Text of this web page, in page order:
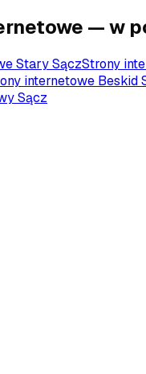
— w
Stary SączStrony
internetowe Beskid
Sącz